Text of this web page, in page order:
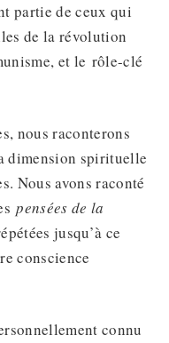
partie de ceux qui
de la révolution
et le rôle-clé
nous raconterons
dimension spirituelle
Nous avons raconté
pensées de la
jusqu’à ce
conscience
connu